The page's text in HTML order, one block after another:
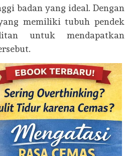
badan yang ideal. Dengan
memiliki tubuh pendek
untuk mendapatkan